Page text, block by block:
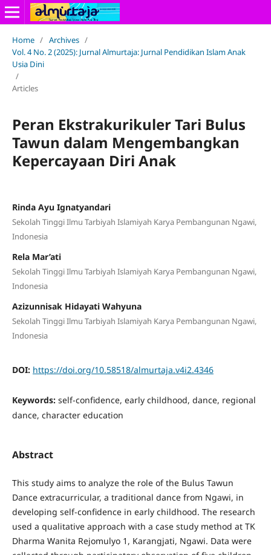
Home / Archives /
Vol. 4 No. 2 (2025): Jurnal Almurtaja: Jurnal Pendidikan Islam Anak
Usia Dini
/
Articles
Peran Ekstrakurikuler Tari Bulus
Tawun dalam Mengembangkan
Kepercayaan Diri Anak
Rinda Ayu Ignatyandari
Sekolah Tinggi Ilmu Tarbiyah Islamiyah Karya Pembangunan Ngawi,
Indonesia
Rela Mar’ati
Sekolah Tinggi Ilmu Tarbiyah Islamiyah Karya Pembangunan Ngawi,
Indonesia
Azizunnisak Hidayati Wahyuna
Sekolah Tinggi Ilmu Tarbiyah Islamiyah Karya Pembangunan Ngawi,
Indonesia
DOI: https://doi.org/10.58518/almurtaja.v4i2.4346
Keywords: self-confidence, early childhood, dance, regional
dance, character education
Abstract
This study aims to analyze the role of the Bulus Tawun
Dance extracurricular, a traditional dance from Ngawi, in
developing self-confidence in early childhood. The research
used a qualitative approach with a case study method at TK
Dharma Wanita Rejomulyo 1, Karangjati, Ngawi. Data were